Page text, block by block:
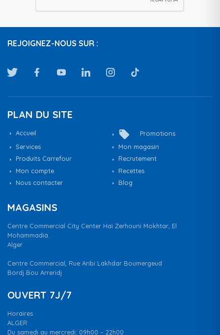
REJOIGNEZ-NOUS SUR :
PLAN DU SITE
Accueil local_offer
Promotions
Services
Mon magasin
Produits Carrefour
Recrutement
Mon compte
Recettes
Nous contacter
Blog
MAGASINS
Centre Commercial City Center Haï Zerhouni Mokhtar, El
Mohammadia.
Alger
Centre Commercial, Rue Aribi Lakhdar Boumergeud
Bordj Bou Arreridj
OUVERT 7J/7
Horaires
ALGER
Du samedi au mercredi: 09h00 – 22h00